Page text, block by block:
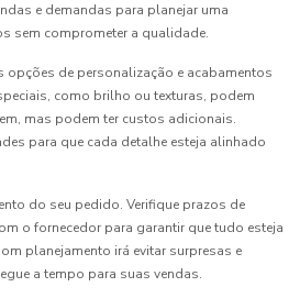
e demandas para planejar uma
sem comprometer a qualidade.
opções de personalização e acabamentos
como brilho ou texturas, podem
mas podem ter custos adicionais.
para que cada detalhe esteja alinhado
do seu pedido. Verifique prazos de
o fornecedor para garantir que tudo esteja
planejamento irá evitar surpresas e
a tempo para suas vendas.